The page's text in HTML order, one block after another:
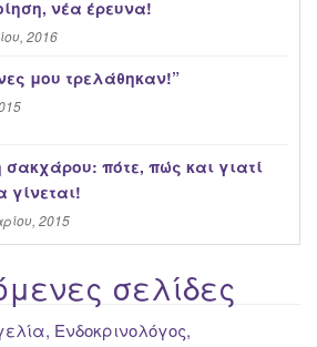
νέα έρευνα!
2016
μου τρελάθηκαν!”
πότε, πώς και γιατί
γίνεται!
2015
σελίδες
Ενδοκρινολόγος,